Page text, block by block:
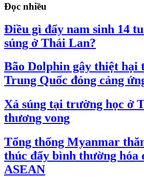
Đọc nhiều
Điều gì đẩy nam sinh 14
súng ở Thái Lan?
Bão Dolphin gây thiệt hại
Trung Quốc đóng cảng
Xả súng tại trường học ở
thương vong
Tổng thống Myanmar
thúc đẩy bình thường hóa
ASEAN